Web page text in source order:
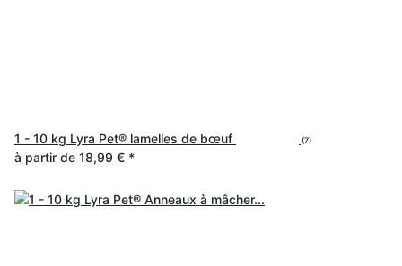
1 - 10 kg Lyra Pet® lamelles de bœuf (7)
à partir de 18,99 € *